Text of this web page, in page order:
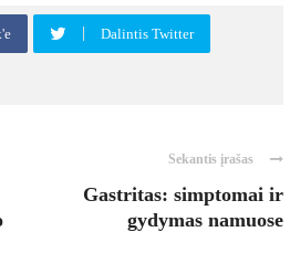
Dalintis Twitter
Sekantis įrašas
Gastritas: simptomai ir
gydymas namuose